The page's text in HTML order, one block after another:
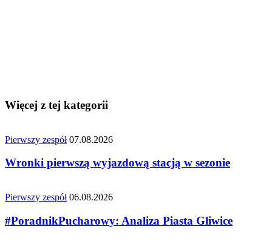
Więcej z tej kategorii
Pierwszy zespół 07.08.2026
Wronki pierwszą wyjazdową stacją w sezonie
Pierwszy zespół 06.08.2026
#PoradnikPucharowy: Analiza Piasta Gliwice